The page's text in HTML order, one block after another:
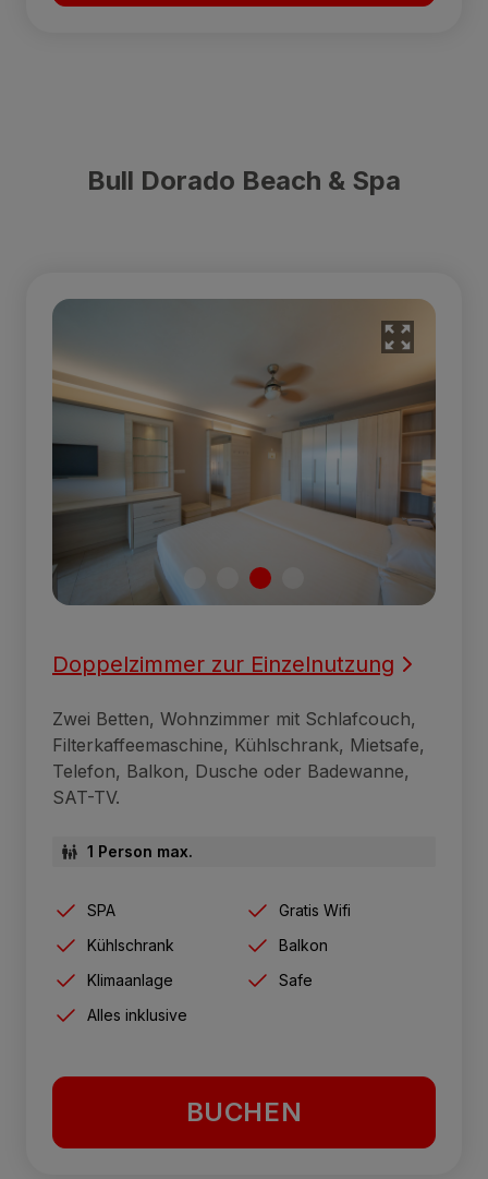
Bull Dorado Beach & Spa
Doppelzimmer zur Einzelnutzung
Zwei Betten, Wohnzimmer mit Schlafcouch,
Filterkaffeemaschine, Kühlschrank, Mietsafe,
Telefon, Balkon, Dusche oder Badewanne,
SAT-TV.
1 Person max.
SPA
Gratis Wifi
Kühlschrank
Balkon
Klimaanlage
Safe
Alles inklusive
BUCHEN